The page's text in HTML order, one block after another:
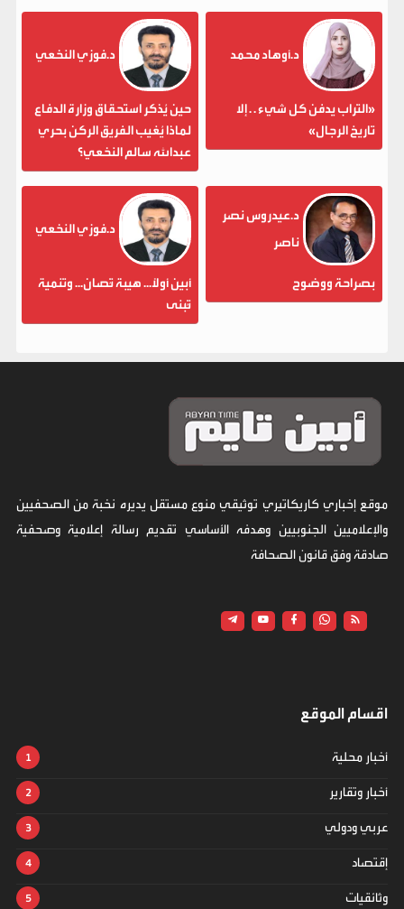
د.أوهاد محمد
«التراب يدفن كل شيء . . إلا
تاريخ الرجال»
د.فوزي النخعي
حين يُذكر استحقاق وزارة الدفاع
لماذا يُغيب الفريق الركن بحري
عبدالله سالم النخعي؟
د.عيدروس نصر
ناصر
بصراحة ووضوح
د.فوزي النخعي
أبين أولاً... هيبة تُصان... وتنمية
تُبنى
موقع إخباري كاريكاتيري توثيقي منوع مستقل يديره نخبة من الصحفيين
والإعلاميين الجنوبيين وهدفه الأساسي تقديم رسالة إعلامية وصحفية
صادقة وفق قانون الصحافة
اقسام الموقع
أخبار محلية
أخبار وتقارير
عربي ودولي
إقتصاد
وثائقيات